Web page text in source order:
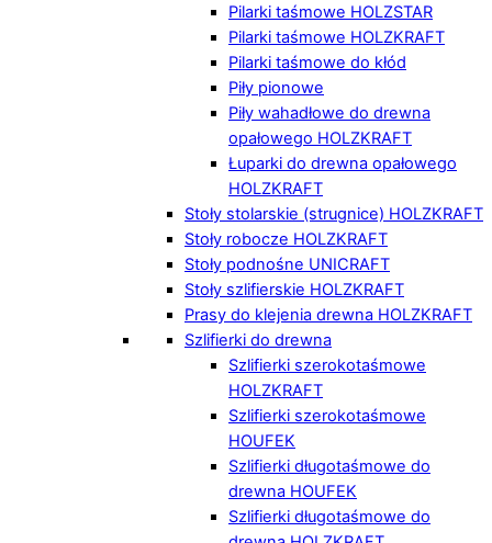
Pilarki taśmowe HOLZSTAR
Pilarki taśmowe HOLZKRAFT
Pilarki taśmowe do kłód
Piły pionowe
Piły wahadłowe do drewna
opałowego HOLZKRAFT
Łuparki do drewna opałowego
HOLZKRAFT
Stoły stolarskie (strugnice) HOLZKRAFT
Stoły robocze HOLZKRAFT
Stoły podnośne UNICRAFT
Stoły szlifierskie HOLZKRAFT
Prasy do klejenia drewna HOLZKRAFT
Szlifierki do drewna
Szlifierki szerokotaśmowe
HOLZKRAFT
Szlifierki szerokotaśmowe
HOUFEK
Szlifierki długotaśmowe do
drewna HOUFEK
Szlifierki długotaśmowe do